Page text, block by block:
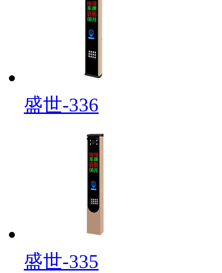
盛世-336
盛世-335